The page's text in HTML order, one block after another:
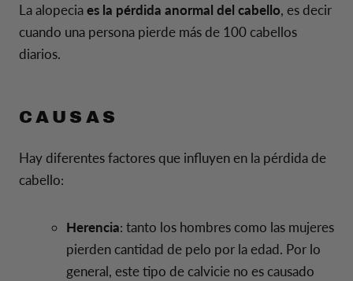
La alopeciaes la pérdida anormal del cabello, es decir
cuando una persona pierde más de 100 cabellos
diarios.
CAUSAS
Hay diferentes factores que influyen en la pérdida de
cabello:
Herencia: tanto los hombres como las mujeres
pierden cantidad de pelo por la edad. Por lo
general, este tipo de calvicie no es causado